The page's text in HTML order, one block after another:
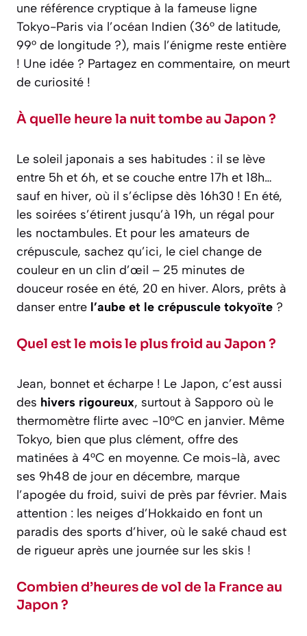
une référence cryptique à la fameuse ligne
Tokyo-Paris via l’océan Indien (36° de latitude,
99° de longitude ?), mais l’énigme reste entière
! Une idée ? Partagez en commentaire, on meurt
de curiosité !
À quelle heure la nuit tombe au Japon ?
Le soleil japonais a ses habitudes : il se lève
entre 5h et 6h, et se couche entre 17h et 18h…
sauf en hiver, où il s’éclipse dès 16h30 ! En été,
les soirées s’étirent jusqu’à 19h, un régal pour
les noctambules. Et pour les amateurs de
crépuscule, sachez qu’ici, le ciel change de
couleur en un clin d’œil – 25 minutes de
douceur rosée en été, 20 en hiver. Alors, prêts à
danser entre l’aube et le crépuscule tokyoïte ?
Quel est le mois le plus froid au Japon ?
Jean, bonnet et écharpe ! Le Japon, c’est aussi
des hivers rigoureux, surtout à Sapporo où le
thermomètre flirte avec -10°C en janvier. Même
Tokyo, bien que plus clément, offre des
matinées à 4°C en moyenne. Ce mois-là, avec
ses 9h48 de jour en décembre, marque
l’apogée du froid, suivi de près par février. Mais
attention : les neiges d’Hokkaido en font un
paradis des sports d’hiver, où le saké chaud est
de rigueur après une journée sur les skis !
Combien d’heures de vol de la France au
Japon ?